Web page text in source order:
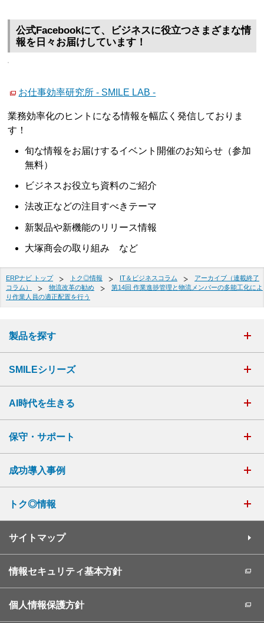
公式Facebookにて、ビジネスに役立つさまざまな情
報を日々お届けしています！
お仕事効率研究所 - SMILE LAB -
業務効率化のヒントになる情報を幅広く発信しておりま
す！
旬な情報をお届けするイベント開催のお知らせ（参加
無料）
ビジネスお役立ち資料のご紹介
法改正などの注目すべきテーマ
新製品や新機能のリリース情報
大塚商会の取り組み など
ERPナビ トップ トク◎情報 IT＆ビジネスコラム
アーカイブ（連載終了
コラム）
物流改革の勧め
第14回 作業進捗管理と物流メンバーの多能工化によ
り作業人員の適正配置を行う
製品を探す
SMILEシリーズ
AI時代を生きる
保守・サポート
成功導入事例
トク◎情報
サイトマップ
情報セキュリティ基本方針
個人情報保護方針